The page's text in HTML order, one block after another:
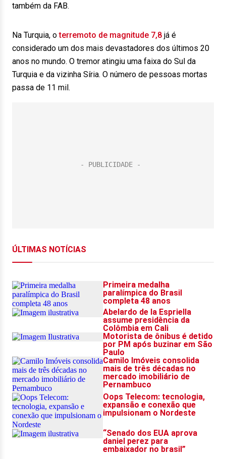
também da FAB.
Na Turquia, oterremoto de magnitude 7,8 já é
considerado um dos mais devastadores dos últimos 20
anos no mundo. O tremor atingiu uma faixa do Sul da
Turquia e da vizinha Síria. O número de pessoas mortas
passa de 11 mil.